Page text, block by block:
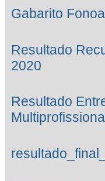
Gabarito
Resultado
2020
Resultado